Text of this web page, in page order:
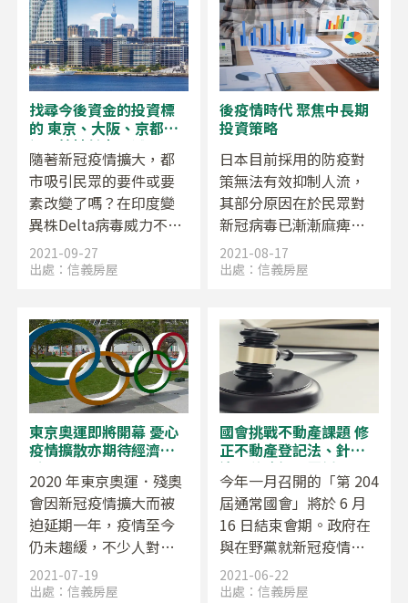
臨前，現有貨幣寬鬆政
策下的熱錢似乎仍會滯
留於市場。在岸田內閣
確定連任的情況下，我
們一同展望今後的不動
產市場。
府則呼籲民眾減少外出
以減少人流、保持社交
距離、在宅辦公等等，
對餐飲業則要求縮短營
業時間且不得供應酒
類，跨國旅行亦幾乎全
面停擺。在如此的環境
之中，緊急事態宣言終
於在
找尋今後資金的投資標
的 東京、大阪、京都、
福岡等地魅力不減
隨著新冠疫情擴大，都
市吸引民眾的要件或要
素改變了嗎？在印度變
異株Delta病毒威力不減
的情況下，不動產業界
仍有著對於前景模糊的
的供給情況相當吃緊，
無論是大廈公寓或獨棟
住宅，都是一出售就能
很快找到買家的情況。
2021-09-27
出處： 信義房屋
後疫情時代 聚焦中長期
投資策略
日本目前採用的防疫對
策無法有效抑制人流，
其部分原因在於民眾對
新冠病毒已漸漸麻痺，
但政府在限制人民行動
的同時堅持舉辦東京奧
擴散，使得運動賽事及
學生的全國大會接連停
辦，剝奪了年輕人一生
唯有一次的出場機會，
而當前政府的應對方
式，除了這些年輕人之
外，一般民眾也對政府
的雙重標準難以接受，
漠
2021-08-17
出處： 信義房屋
東京奧運即將開幕 憂心
疫情擴散亦期待經濟復
甦
2020 年東京奧運．殘奧
會因新冠疫情擴大而被
迫延期一年，疫情至今
仍未趨緩，不少人對於
延期開辦抱持懷疑態
度，但東京奧運終於將
2021-07-19
出處： 信義房屋
國會挑戰不動產課題 修
正不動產登記法、針對
違反義務課予罰鍰
今年一月召開的「第 204
屆通常國會」將於 6 月
16 日結束會期。政府在
與在野黨就新冠疫情因
應對策爭論不休的期
間，先後成立菅義偉首
2021-06-22
出處： 信義房屋